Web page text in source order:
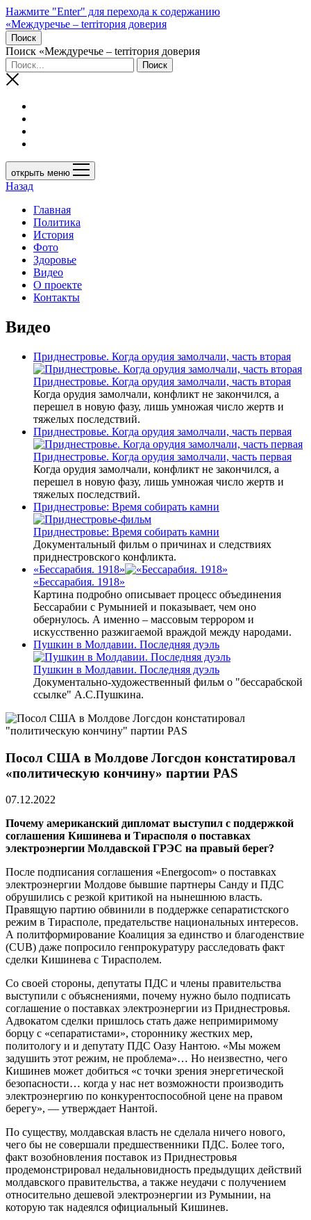
Нажмите "Enter" для перехода к содержанию
«Междуречье – terriтория доверия
Поиск
Поиск «Междуречье – terriтория доверия
открыть меню
Назад
Главная
Политика
История
Фото
Здоровье
Видео
О проекте
Контакты
Видео
Приднестровье. Когда орудия замолчали, часть вторая
Приднестровье. Когда орудия замолчали, часть вторая
Когда орудия замолчали, конфликт не закончился, а
перешел в новую фазу, лишь умножая число жертв и
тяжелых последствий.
Приднестровье. Когда орудия замолчали, часть первая
Приднестровье. Когда орудия замолчали, часть первая
Когда орудия замолчали, конфликт не закончился, а
перешел в новую фазу, лишь умножая число жертв и
тяжелых последствий.
Приднестровье: Время собирать камни
Приднестровье: Время собирать камни
Документальный фильм о причинах и следствиях
приднестровского конфликта.
«Бессарабия. 1918»
«Бессарабия. 1918»
Картина подробно описывает процесс объединения
Бессарабии с Румынией и показывает, чем оно
обернулось. А именно – массовым террором и
искусственно разжигаемой враждой между народами.
Пушкин в Молдавии. Последняя дуэль
Пушкин в Молдавии. Последняя дуэль
Документально-художественный фильм о "бессарабской
ссылке" А.С.Пушкина.
Посол США в Молдове Логсдон констатировал
«политическую кончину» партии PAS
07.12.2022
Почему американский дипломат выступил с поддержкой
соглашения Кишинева и Тирасполя о поставках
электроэнергии Молдавской ГРЭС на правый берег?
После подписания соглашения «Energocom» о поставках
электроэнергии Молдове бывшие партнеры Санду и ПДС
обрушились с резкой критикой на нынешнюю власть.
Правящую партию обвинили в поддержке сепаратистского
режим в Тирасполе, предательстве национальных интересов.
А политформирование Коалиция за единство и благоденствие
(CUB) даже попросило генпрокуратуру расследовать факт
сделки Кишинева с Тирасполем.
Со своей стороны, депутаты ПДС и члены правительства
выступили с объяснениями, почему нужно было подписать
соглашение о поставках электроэнергии из Приднестровья.
Адвокатом сделки пришлось стать даже непримиримому
борцу с «сепаратистами», стороннику жестких мер,
политологу и и депутату ПДС Оазу Нантою. «Мы можем
задушить этот режим, не проблема»… Но неизвестно, чего
Кишинев может добиться «с точки зрения энергетической
безопасности… когда у нас нет возможности производить
электроэнергию по конкурентоспособной цене на правом
берегу», — утверждает Нантой.
По существу, молдавская власть не сделала ничего нового,
чего бы не совершали предшественники ПДС. Более того,
факт возобновления поставок из Приднестровья
продемонстрировал недальновидность предыдущих действий
молдавского правительства, а также неудачи с получением
относительно дешевой электроэнергии из Румынии, на
которую так надеялся официальный Кишинев.